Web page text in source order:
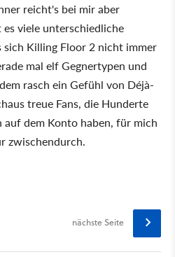
reicht's bei mir aber
viele unterschiedliche
sich Killing Floor 2 nicht immer
mal elf Gegnertypen und
rasch ein Gefühl von Déjà-
treue Fans, die Hunderte
auf dem Konto haben, für mich
zwischendurch.
nächste Seite